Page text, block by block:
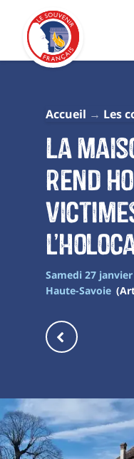
Accueil Les
La
rend
Samedi 27
Haute-Savoie